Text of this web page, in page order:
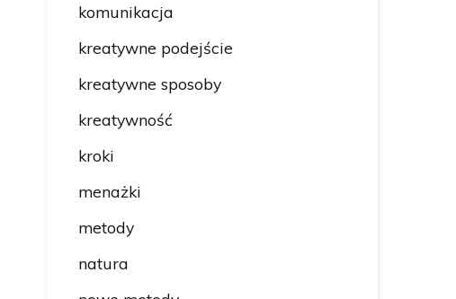
komunikacja
kreatywne podejście
kreatywne sposoby
kreatywność
kroki
menażki
metody
natura